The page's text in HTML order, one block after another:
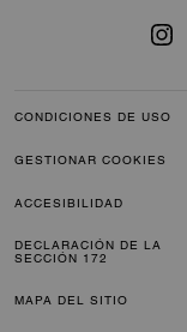
CONDICIONES DE USO
GESTIONAR COOKIES
ACCESIBILIDAD
DECLARACIÓN DE LA
SECCIÓN 172
MAPA DEL SITIO